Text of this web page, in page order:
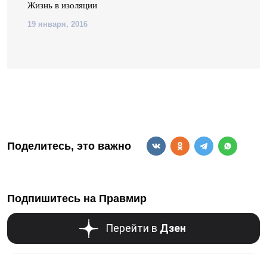
Жизнь в изоляции
19 января, 2016
Поделитесь, это важно
Подпишитесь на Правмир
Перейти в Дзен